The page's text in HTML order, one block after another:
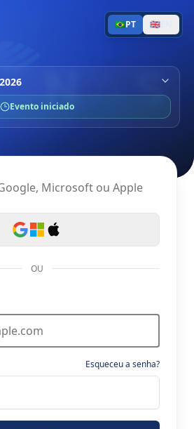
🇧🇷PT 🇬🇧
Evento iniciado
Microsoft ou Apple
OU
Esqueceu a senha?